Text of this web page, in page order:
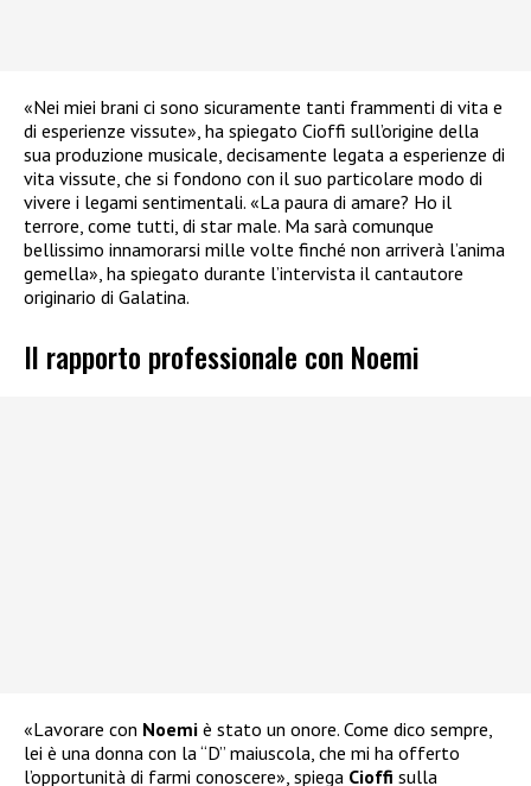
«Nei miei brani ci sono sicuramente tanti frammenti di vita e
di esperienze vissute», ha spiegato Cioffi sull’origine della
sua produzione musicale, decisamente legata a esperienze di
vita vissute, che si fondono con il suo particolare modo di
vivere i legami sentimentali. «La paura di amare? Ho il
terrore, come tutti, di star male. Ma sarà comunque
bellissimo innamorarsi mille volte finché non arriverà l’anima
gemella», ha spiegato durante l’intervista il cantautore
originario di Galatina.
Il rapporto professionale con Noemi
«Lavorare con Noemi è stato un onore. Come dico sempre,
lei è una donna con la “D” maiuscola, che mi ha offerto
l’opportunità di farmi conoscere», spiega Cioffi sulla